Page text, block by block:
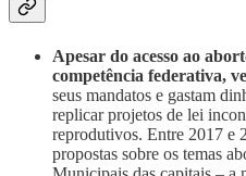
Apesar do acesso ao
competência federativa,
seus mandatos e gastam
replicar projetos de lei
reprodutivos. Entre 2017 e
propostas sobre os temas